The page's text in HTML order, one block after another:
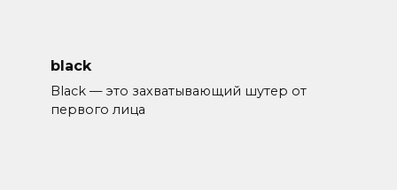
black
Black — это захватывающий шутер от
первого лица